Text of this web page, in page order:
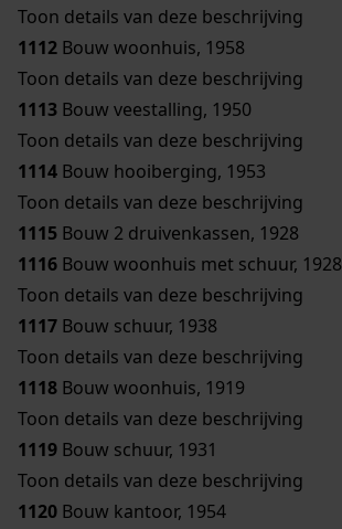
Toon details van deze beschrijving
1112 Bouw woonhuis, 1958
Toon details van deze beschrijving
1113 Bouw veestalling, 1950
Toon details van deze beschrijving
1114 Bouw hooiberging, 1953
Toon details van deze beschrijving
1115 Bouw 2 druivenkassen, 1928
1116 Bouw woonhuis met schuur, 1928
Toon details van deze beschrijving
1117 Bouw schuur, 1938
Toon details van deze beschrijving
1118 Bouw woonhuis, 1919
Toon details van deze beschrijving
1119 Bouw schuur, 1931
Toon details van deze beschrijving
1120 Bouw kantoor, 1954